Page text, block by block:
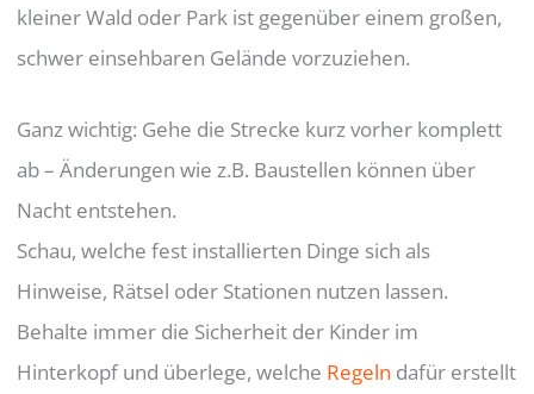
kleiner Wald oder Park ist gegenüber einem großen,
schwer einsehbaren Gelände vorzuziehen.
Ganz wichtig: Gehe die Strecke kurz vorher komplett
ab – Änderungen wie z.B. Baustellen können über
Nacht entstehen.
Schau, welche fest installierten Dinge sich als
Hinweise, Rätsel oder Stationen nutzen lassen.
Behalte immer die Sicherheit der Kinder im
Hinterkopf und überlege, welche Regeln dafür erstellt